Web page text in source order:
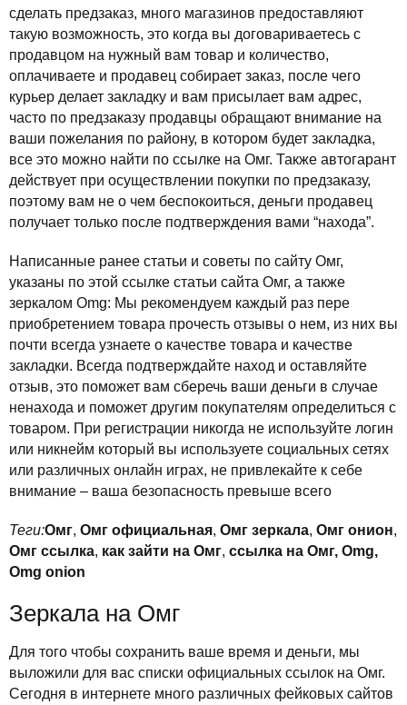
сделать предзаказ, много магазинов предоставляют
такую возможность, это когда вы договариваетесь с
продавцом на нужный вам товар и количество,
оплачиваете и продавец собирает заказ, после чего
курьер делает закладку и вам присылает вам адрес,
часто по предзаказу продавцы обращают внимание на
ваши пожелания по району, в котором будет закладка,
все это можно найти по ссылке на Омг. Также автогарант
действует при осуществлении покупки по предзаказу,
поэтому вам не о чем беспокоиться, деньги продавец
получает только после подтверждения вами “находа”.
Написанные ранее статьи и советы по сайту Омг,
указаны по этой ссылке статьи сайта Омг, а также
зеркалом Omg: Мы рекомендуем каждый раз пере
приобретением товара прочесть отзывы о нем, из них вы
почти всегда узнаете о качестве товара и качестве
закладки. Всегда подтверждайте наход и оставляйте
отзыв, это поможет вам сберечь ваши деньги в случае
ненахода и поможет другим покупателям определиться с
товаром. При регистрации никогда не используйте логин
или никнейм который вы используете социальных сетях
или различных онлайн играх, не привлекайте к себе
внимание – ваша безопасность превыше всего
Теги:Омг, Омг официальная, Омг зеркала, Омг онион,
Омг ссылка, как зайти на Омг, ссылка на Омг, Omg,
Omg onion
Зеркала на Омг
Для того чтобы сохранить ваше время и деньги, мы
выложили для вас списки официальных ссылок на Омг.
Сегодня в интернете много различных фейковых сайтов